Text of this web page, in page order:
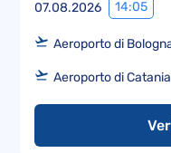
07.08.2026 14:05
Aeroporto di
Aeroporto di